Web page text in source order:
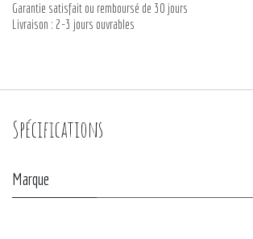
Garantie satisfait ou remboursé de 30 jours
Livraison : 2-3 jours ouvrables
Spécifications
Marque